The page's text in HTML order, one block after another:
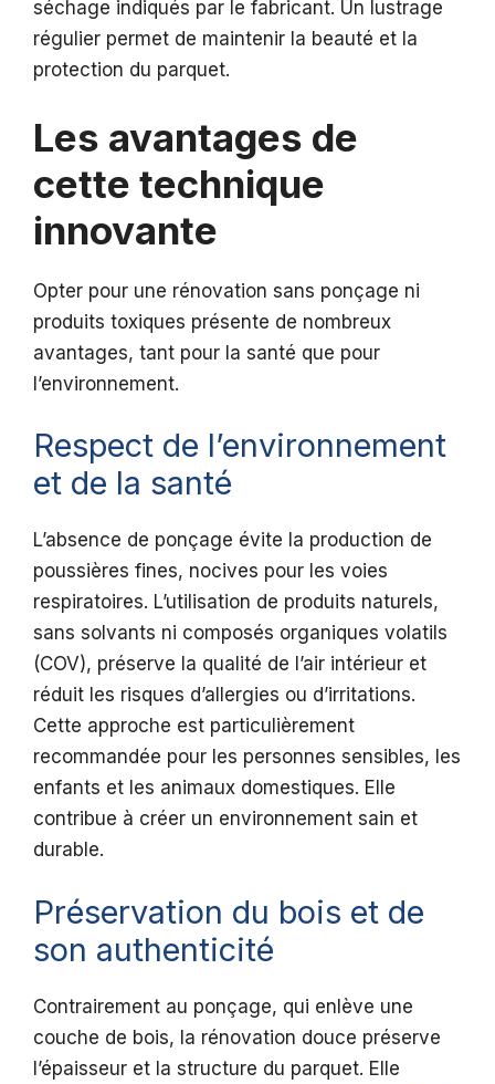
séchage indiqués par le fabricant. Un lustrage
régulier permet de maintenir la beauté et la
protection du parquet.
Les avantages de
cette technique
innovante
Opter pour une rénovation sans ponçage ni
produits toxiques présente de nombreux
avantages, tant pour la santé que pour
l’environnement.
Respect de l’environnement
et de la santé
L’absence de ponçage évite la production de
poussières fines, nocives pour les voies
respiratoires. L’utilisation de produits naturels,
sans solvants ni composés organiques volatils
(COV), préserve la qualité de l’air intérieur et
réduit les risques d’allergies ou d’irritations.
Cette approche est particulièrement
recommandée pour les personnes sensibles, les
enfants et les animaux domestiques. Elle
contribue à créer un environnement sain et
durable.
Préservation du bois et de
son authenticité
Contrairement au ponçage, qui enlève une
couche de bois, la rénovation douce préserve
l’épaisseur et la structure du parquet. Elle